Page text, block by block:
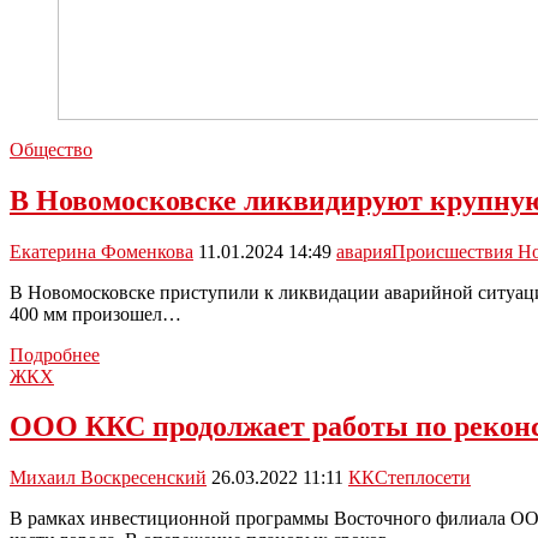
Общество
В Новомосковске ликвидируют
Екатерина Фоменкова 11.01.2024 14:49 аварияПроисшествия
В Новомосковске приступили к ликвидации аварийной
400 мм произошел…
ПодробнееВ
крупную
аварию
теплосетях
ЖКХ
ООО ККС продолжает работы по
Михаил Воскресенский 26.03.2022 11:11 ККСтеплосети
В рамках инвестиционной программы Восточного филиала